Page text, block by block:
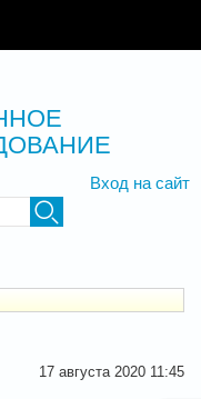
Вход на сайт
для
17 августа 2020 11:45